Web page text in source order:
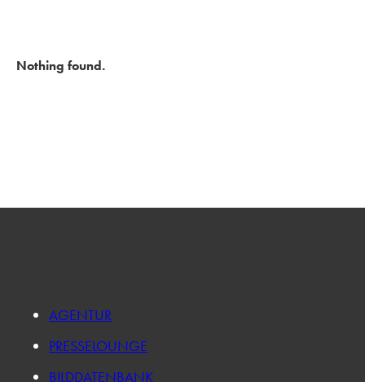
Nothing found.
AGENTUR
PRESSELOUNGE
BILDDATENBANK